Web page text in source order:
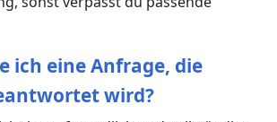
ich eine Anfrage, die
wird?